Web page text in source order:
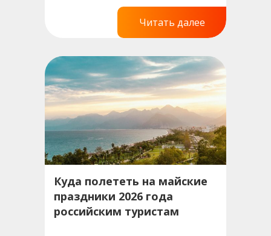
Читать далее
Куда полететь на майские
праздники 2026 года
российским туристам